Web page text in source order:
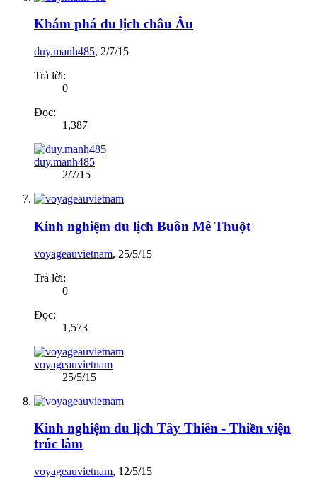
Khám phá du lịch châu Âu
duy.manh485, 2/7/15
Trả lời:
0
Đọc:
1,387
duy.manh485
2/7/15
Kinh nghiệm du lịch Buôn Mê Thuột
voyageauvietnam, 25/5/15
Trả lời:
0
Đọc:
1,573
voyageauvietnam
25/5/15
Kinh nghiệm du lịch Tây Thiên - Thiền viện
trúc lâm
voyageauvietnam, 12/5/15